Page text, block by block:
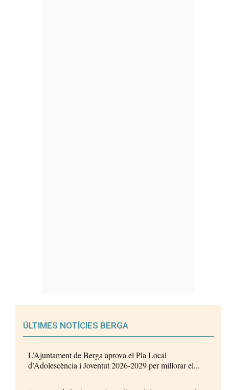
ÚLTIMES NOTÍCIES BERGA
L’Ajuntament de Berga aprova el Pla Local
d’Adolescència i Joventut 2026-2029 per millorar el...